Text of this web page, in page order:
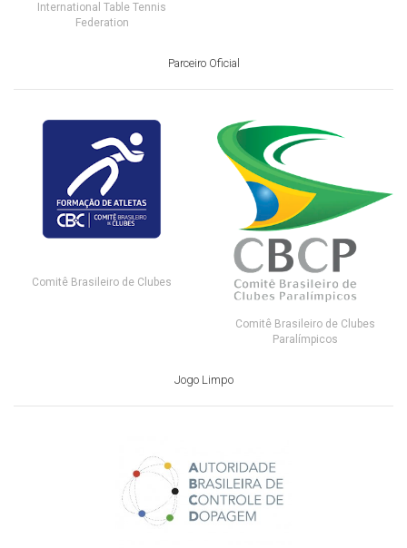
International Table Tennis
Federation
Parceiro Oficial
Comitê Brasileiro de Clubes
Comitê Brasileiro de Clubes
Paralímpicos
Jogo Limpo